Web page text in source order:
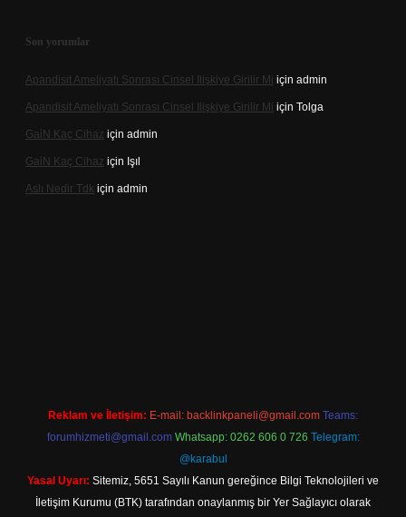
Son yorumlar
Apandisit Ameliyatı Sonrası Cinsel Ilişkiye Girilir Mi için admin
Apandisit Ameliyatı Sonrası Cinsel Ilişkiye Girilir Mi için Tolga
Gai̇N Kaç Cihaz için admin
Gai̇N Kaç Cihaz için Işıl
Aslı Nedir Tdk için admin
Reklam ve İletişim: E-mail: backlinkpaneli@gmail.com Teams:
forumhizmeti@gmail.com Whatsapp: 0262 606 0 726 Telegram:
@karabul
Yasal Uyarı: Sitemiz, 5651 Sayılı Kanun gereğince Bilgi Teknolojileri ve
İletişim Kurumu (BTK) tarafından onaylanmış bir Yer Sağlayıcı olarak